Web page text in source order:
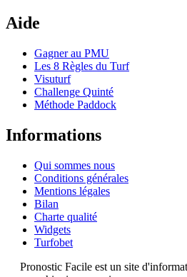
Aide
Gagner au PMU
Les 8 Règles du Turf
Visuturf
Challenge Quinté
Méthode Paddock
Informations
Qui sommes nous
Conditions générales
Mentions légales
Bilan
Charte qualité
Widgets
Turfobet
Pronostic Facile est un site